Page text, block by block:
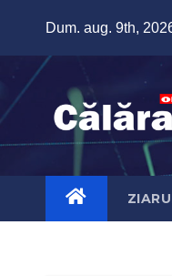
content
Dum. aug. 9th,